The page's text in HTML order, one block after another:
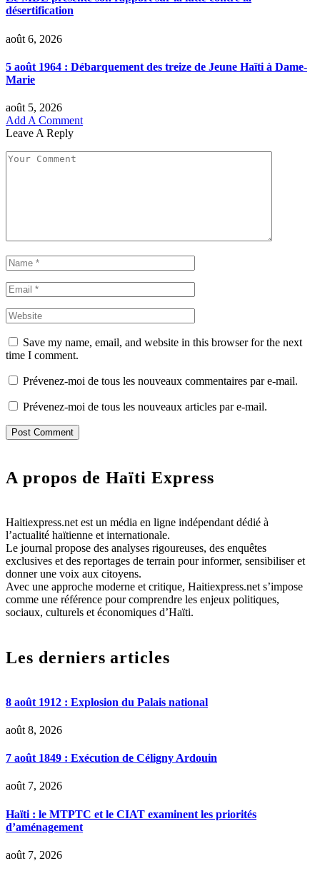
désertification
août 6, 2026
5 août 1964 : Débarquement des treize de Jeune Haïti à Dame-
Marie
août 5, 2026
Add A Comment
Leave A Reply
Save my name, email, and website in this browser for the next
time I comment.
Prévenez-moi de tous les nouveaux commentaires par e-mail.
Prévenez-moi de tous les nouveaux articles par e-mail.
A propos de Haïti Express
Haitiexpress.net est un média en ligne indépendant dédié à
l’actualité haïtienne et internationale.
Le journal propose des analyses rigoureuses, des enquêtes
exclusives et des reportages de terrain pour informer, sensibiliser et
donner une voix aux citoyens.
Avec une approche moderne et critique, Haitiexpress.net s’impose
comme une référence pour comprendre les enjeux politiques,
sociaux, culturels et économiques d’Haïti.
Les derniers articles
8 août 1912 : Explosion du Palais national
août 8, 2026
7 août 1849 : Exécution de Céligny Ardouin
août 7, 2026
Haïti : le MTPTC et le CIAT examinent les priorités
d’aménagement
août 7, 2026